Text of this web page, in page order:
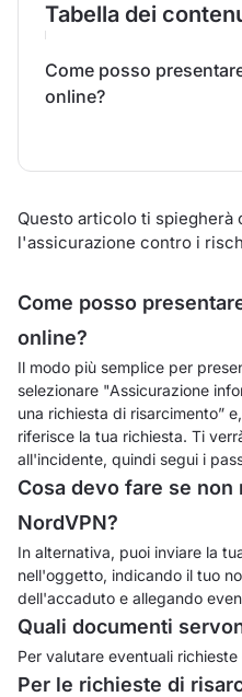
Tabella dei
Come posso
online?
Questo articolo ti
l'assicurazione contro i
Come posso
online?
Il modo più semplice per
selezionare "Assicurazione
una richiesta di risarcimento”
riferisce la tua richiesta. Ti
all'incidente, quindi segui i
Cosa devo fare se
NordVPN?
In alternativa, puoi inviare la
nell'oggetto, indicando il tuo
dell'accaduto e allegando
Quali documenti
Per valutare eventuali
Per le richieste di